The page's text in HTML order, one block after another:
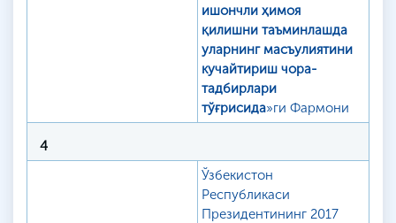
ишончли ҳимоя
қилишни таъминлашда
уларнинг масъулиятини
кучайтириш чора-
тадбирлари
тўғрисида»ги Фармони
4
Ўзбекистон
Республикаси
Президентининг 2017